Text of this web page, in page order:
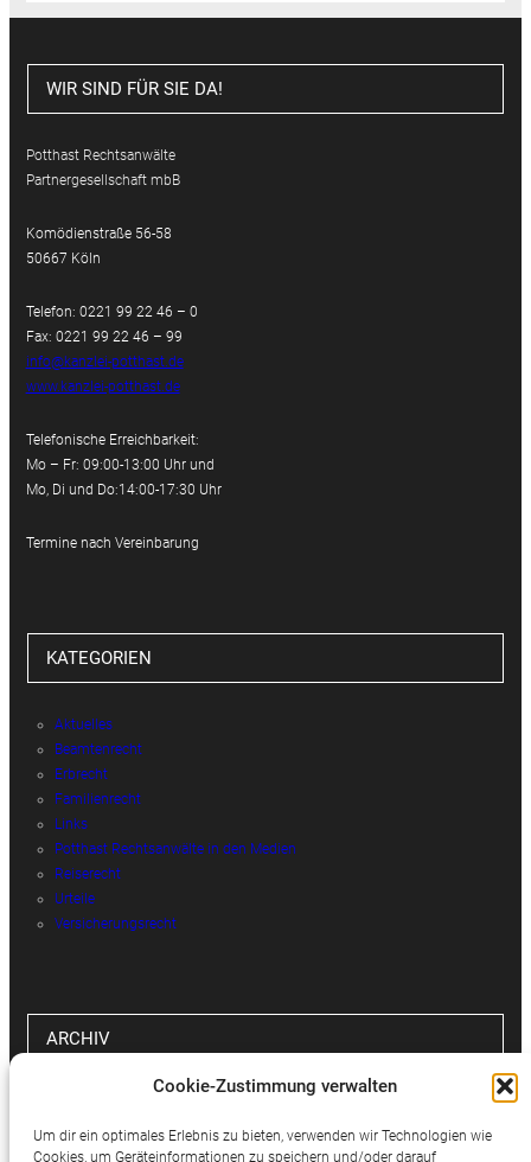
Cookie-Zustimmung verwalten
Um dir ein optimales Erlebnis zu bieten, verwenden wir Technologien wie
Cookies, um Geräteinformationen zu speichern und/oder darauf
WIR SIND FÜR SIE DA!
Potthast Rechtsanwälte
Partnergesellschaft mbB
Komödienstraße 56-58
50667 Köln
Telefon: 0221 99 22 46 – 0
Fax: 0221 99 22 46 – 99
info@kanzlei-potthast.de
www.kanzlei-potthast.de
Telefonische Erreichbarkeit:
Mo – Fr: 09:00-13:00 Uhr und
Mo, Di und Do:14:00-17:30 Uhr
Termine nach Vereinbarung
KATEGORIEN
Aktuelles
Beamtenrecht
Erbrecht
Familienrecht
Links
Potthast Rechtsanwälte in den Medien
Reiserecht
Urteile
Versicherungsrecht
ARCHIV